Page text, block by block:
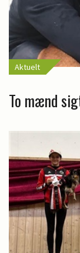
Aktuelt
To mænd